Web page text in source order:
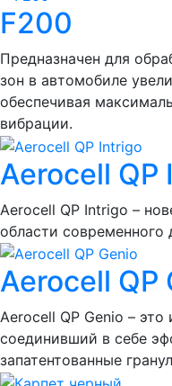
F200
Предназначен для
зон в автомобиле
обеспечивая
вибрации.
Aerocell QP
Aerocell QP Intrigo –
области современного
Aerocell QP
Aerocell QP Genio –
соединивший в себе
запатентованные